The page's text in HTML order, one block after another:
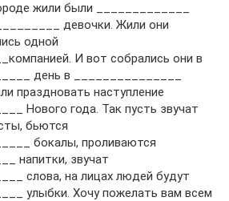
жили были _____________
девочки. Жили они
одной
И вот собрались они в
день в _______________
праздновать наступление
Нового года. Так пусть звучат
бьются
бокалы, проливаются
напитки, звучат
слова, на лицах людей будут
улыбки. Хочу пожелать вам всем